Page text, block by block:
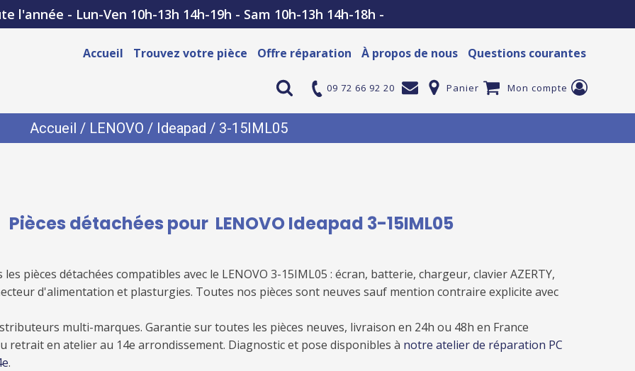
l'année - Lun-Ven 10h-13h 14h-19h - Sam 10h-13h 14h-18h -
Accueil Trouvez votre pièce Offre réparation À propos de nous Questions courantes
09 72 66 92 20 Panier Mon compte
Accueil / LENOVO / Ideapad / 3-15IML05
Pièces détachées pour LENOVO Ideapad 3-15IML05
pièces détachées compatibles avec le LENOVO 3-15IML05 : écran, batterie, chargeur, clavier AZERTY,
d'alimentation et plasturgies. Toutes nos pièces sont neuves sauf mention contraire explicite avec
multi-marques. Garantie sur toutes les pièces neuves, livraison en 24h ou 48h en France
retrait en atelier au 14e arrondissement. Diagnostic et pose disponibles à notre atelier de réparation PC
.